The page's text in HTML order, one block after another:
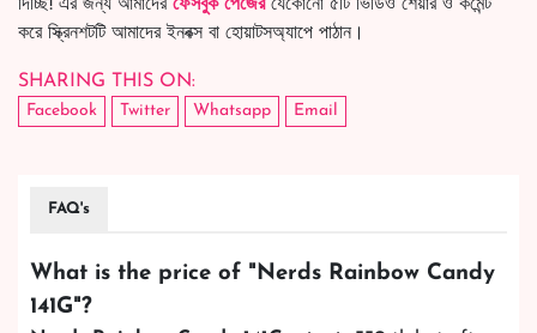
দিচ্ছি! এর জন্য আমাদের ফেসবুক পেজেরযেকোনো ৫টি ভিডিও শেয়ার ও কমেন্ট
করে স্ক্রিনশটটি আমাদের ইনবক্স বা হোয়াটসঅ্যাপে পাঠান।
SHARING THIS ON:
Facebook Twitter Whatsapp Email
FAQ's
What is the price of "Nerds Rainbow Candy
141G"?